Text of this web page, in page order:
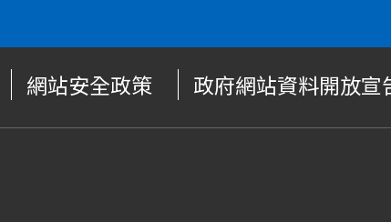
網站安全政策 政府網站資料開放宣